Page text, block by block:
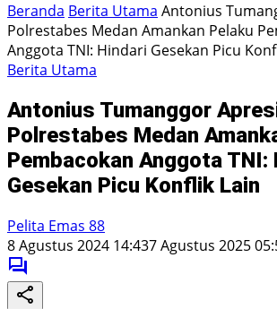
Beranda Berita Utama Antonius
Polrestabes Medan Amankan Pelaku
Anggota TNI: Hindari Gesekan Picu
Berita Utama
Antonius Tumanggor
Polrestabes Medan
Pembacokan Anggota TNI:
Gesekan Picu Konflik Lain
Pelita Emas 88
8 Agustus 2024 14:437 Agustus 2025